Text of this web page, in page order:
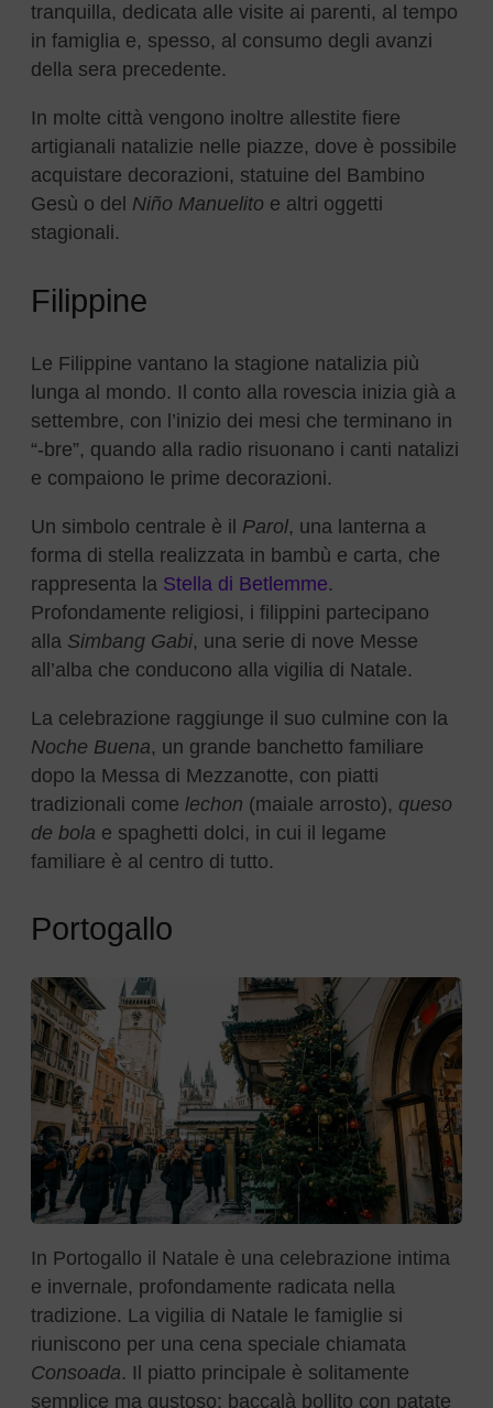
tranquilla, dedicata alle visite ai parenti, al tempo
in famiglia e, spesso, al consumo degli avanzi
della sera precedente.
In molte città vengono inoltre allestite fiere
artigianali natalizie nelle piazze, dove è possibile
acquistare decorazioni, statuine del Bambino
Gesù o del Niño Manuelito e altri oggetti
stagionali.
Filippine
Le Filippine vantano la stagione natalizia più
lunga al mondo. Il conto alla rovescia inizia già a
settembre, con l’inizio dei mesi che terminano in
“-bre”, quando alla radio risuonano i canti natalizi
e compaiono le prime decorazioni.
Un simbolo centrale è il Parol, una lanterna a
forma di stella realizzata in bambù e carta, che
rappresenta la Stella di Betlemme.
Profondamente religiosi, i filippini partecipano
alla Simbang Gabi, una serie di nove Messe
all’alba che conducono alla vigilia di Natale.
La celebrazione raggiunge il suo culmine con la
Noche Buena, un grande banchetto familiare
dopo la Messa di Mezzanotte, con piatti
tradizionali come lechon (maiale arrosto), queso
de bola e spaghetti dolci, in cui il legame
familiare è al centro di tutto.
Portogallo
In Portogallo il Natale è una celebrazione intima
e invernale, profondamente radicata nella
tradizione. La vigilia di Natale le famiglie si
riuniscono per una cena speciale chiamata
Consoada. Il piatto principale è solitamente
semplice ma gustoso: baccalà bollito con patate